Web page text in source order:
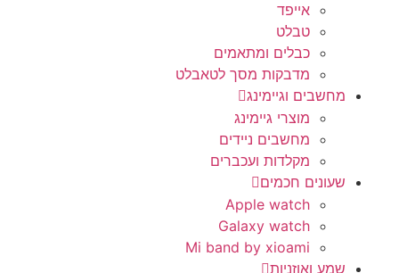
אייפד
טבלט
כבלים ומתאמים
מדבקות מסך לטאבלט
מחשבים וגיימינג
מוצרי גיימינג
מחשבים ניידים
מקלדות ועכברים
שעונים חכמים
Apple watch
Galaxy watch
Mi band by xioami
שמע ואוזניות